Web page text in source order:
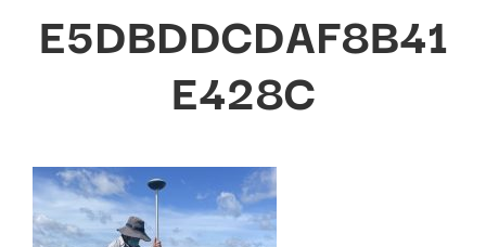
E5DBDDCDAF8B41
E428C